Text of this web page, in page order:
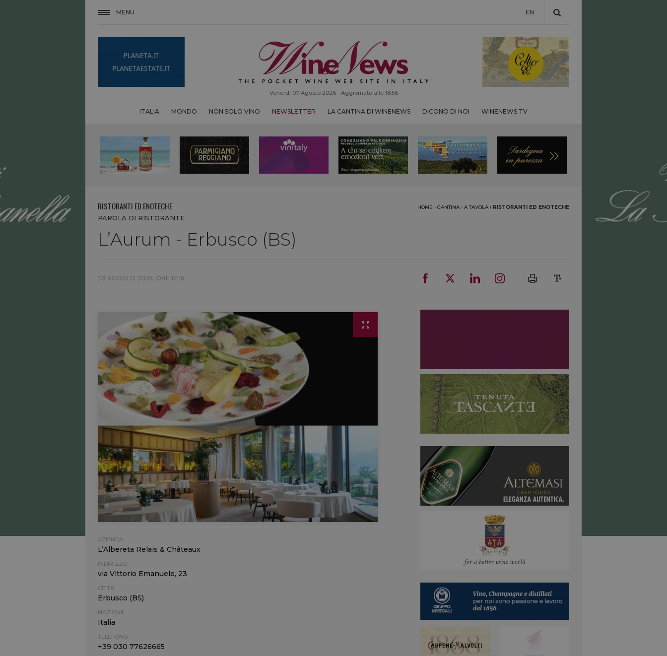
MENU EN
Venerdì 07 Agosto 2026 - Aggiornato alle 18:56
ITALIA MONDO NON SOLO VINO NEWSLETTER LA CANTINA DI WINENEWS DICONO DI NOI WINENEWS TV
RISTORANTI ED ENOTECHE HOME › CANTINA › A TAVOLA › RISTORANTI ED ENOTECHE
PAROLA DI RISTORANTE
L’Aurum - Erbusco (BS)
23 AGOSTO 2025, ORE 12:16
AZIENDA:
L’Albereta Relais & Châteaux
INDIRIZZO:
via Vittorio Emanuele, 23
CITTÀ:
Erbusco (BS)
NAZIONE
Italia
TELEFONO
+39 030 77626665